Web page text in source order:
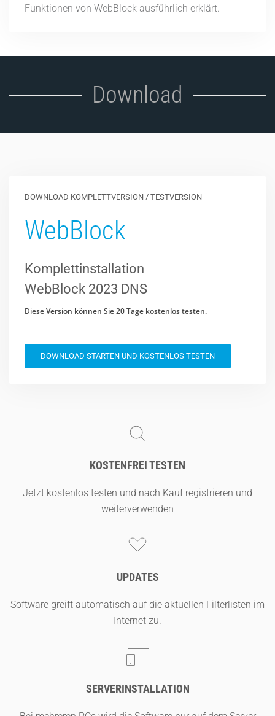
Funktionen von WebBlock ausführlich erklärt.
Download
DOWNLOAD KOMPLETTVERSION / TESTVERSION
WebBlock
Komplettinstallation
WebBlock 2023 DNS
Diese Version können Sie 20 Tage kostenlos testen.
DOWNLOAD STARTEN UND KOSTENLOS TESTEN
KOSTENFREI TESTEN
Jetzt kostenlos testen und nach Kauf registrieren und
weiterverwenden
UPDATES
Software greift automatisch auf die aktuellen Filterlisten im
Internet zu.
SERVERINSTALLATION